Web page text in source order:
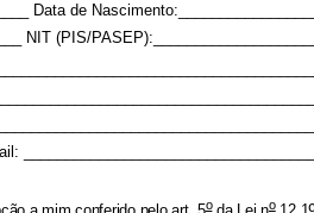
Data de
NIT (PIS/
o o